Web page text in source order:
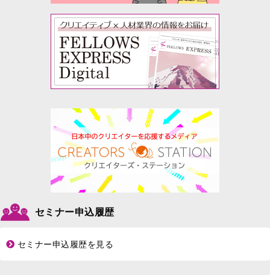
セミナー申込履歴
セミナー申込履歴を見る